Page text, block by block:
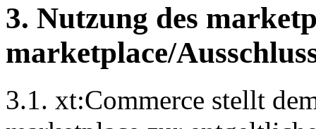
3. Nutzung des
marketplace/
3.1. xt:Commerce stellt